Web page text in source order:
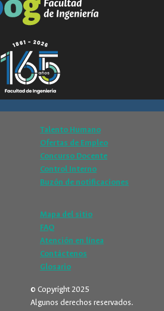
Talento Humano
Ofertas de Empleo
Concurso Docente
Control Interno
Buzón de notificaciones
Mapa del sitio
FAQ
Atención en línea
Contáctenos
Glosario
© Copyright 2025
Algunos derechos reservados.